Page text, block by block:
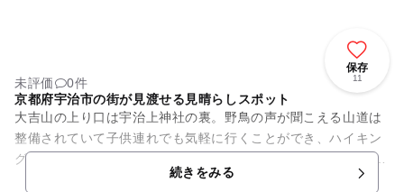
保存
11
未評価
0件
京都府宇治市の街が見渡せる見晴らしスポット
大吉山の上り口は宇治上神社の裏。野鳥の声が聞こえる山道は
整備されていて子供連れでも気軽に行くことができ、ハイキン
グに最適。 中腹の大吉山展望台は休憩所として設置されてお
り、その付近には「与謝野...続きをみる